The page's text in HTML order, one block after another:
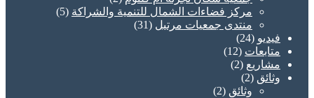
مركز فضاءات الشمال للتنمية والشراكة (5)
منتدى جمعيات مرتيل (31)
فيديو (24)
متابعات (12)
مشاريع (2)
وثائق (2)
وثائق (2)